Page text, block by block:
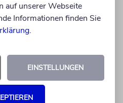
auf unserer Webseite
Informationen finden Sie
.
EINSTELLUNGEN